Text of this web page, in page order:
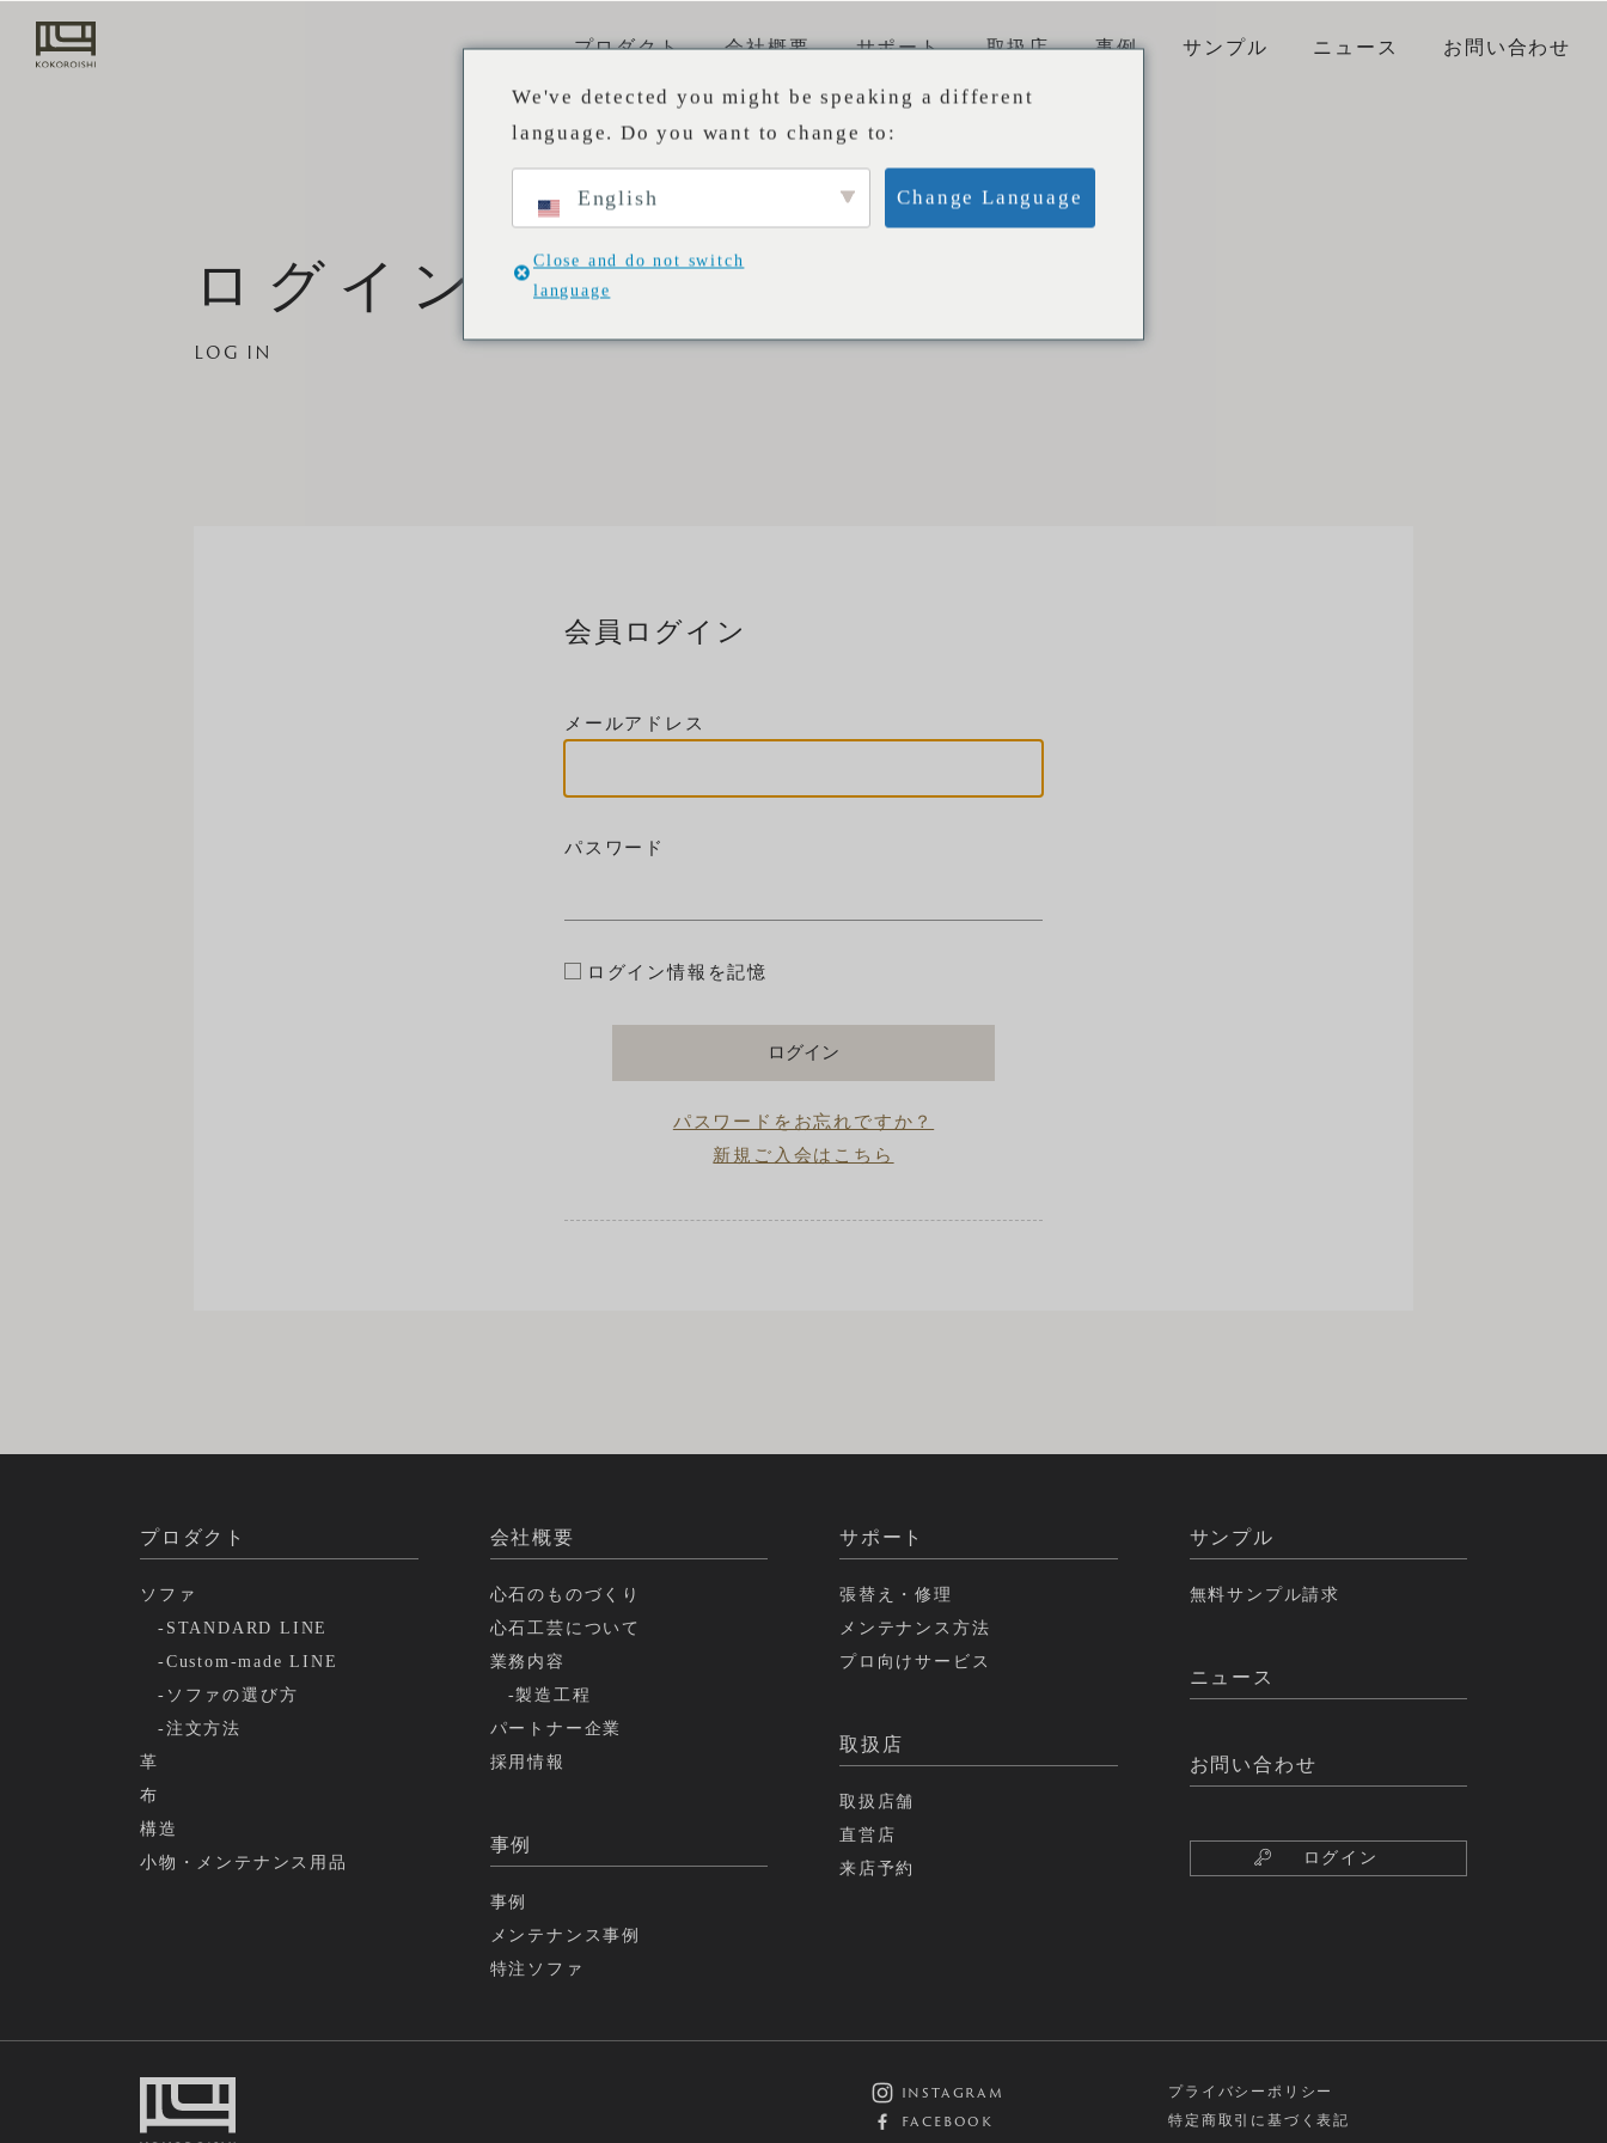
プロダクト 会社概要 サポート 取扱店 事例 サンプル ニュース お問い合わせ
STANDARD LINE 革
小物・メンテナンス用品
心石のものづくり
張替え・修理
取扱店舗
お知らせ
ログイン
LOG IN
会員ログイン
メールアドレス
パスワード
ログイン情報を記憶
パスワードをお忘れですか？
新規ご入会はこちら
プロダクト
ソファ
-STANDARD LINE
-Custom-made LINE
-ソファの選び方
-注文方法
革
布
構造
小物・メンテナンス用品
会社概要
心石のものづくり
心石工芸について
業務内容
-製造工程
パートナー企業
採用情報
事例
事例
メンテナンス事例
特注ソファ
サポート
張替え・修理
メンテナンス方法
プロ向けサービス
取扱店
取扱店舗
直営店
来店予約
サンプル
無料サンプル請求
ニュース
お問い合わせ
ログイン
instagram
facebook
プライバシーポリシー
特定商取引に基づく表記
We've detected you might be speaking a different
language. Do you want to change to:
English Change Language
Close and do not switch
language